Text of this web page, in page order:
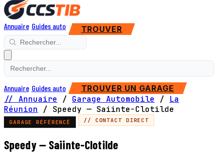
Annuaire Guides auto TROUVER
Annuaire Guides auto TROUVER UN GARAGE
// Annuaire / Garage Automobile /
La
Réunion
/ Speedy — Saiinte-Clotilde
GARAGE RÉFÉRENCÉ // CONTACT DIRECT
Speedy — Saiinte-Clotilde